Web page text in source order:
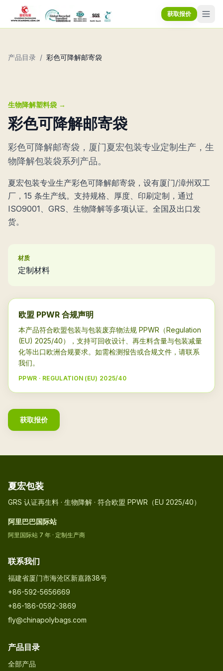
获取报价
产品目录 / 彩色可降解邮寄袋
生物降解塑料袋 →
彩色可降解邮寄袋
彩色可降解邮寄袋，厦门夏宏包装专业定制生产，生
物降解包装袋系列产品。
夏宏包装专业生产彩色可降解邮寄袋，设有厦门/漳州双工
厂，15 条生产线。支持规格、厚度、印刷定制，通过
ISO9001、GRS、生物降解等多项认证。全国及出口发
货。
材质
定制材料
欧盟 PPWR 合规声明
本产品符合欧盟包装与包装废弃物法规 PPWR（Regulation
(EU) 2025/40），支持可回收设计、再生料含量与包装减量
化等出口欧洲合规要求。如需检测报告或合规文件，请联系
我们。
PPWR · REGULATION (EU) 2025/40
获取报价
夏宏包装
GRS 认证再生料 · 生物降解 · 符合欧盟 PPWR（EU 2025/40）
阿里巴巴国际站
阿里国际站 7 年 · 定制生产商
联系我们
福建省厦门市海沧区新嘉路38号
+86-592-5656669
+86-186-0592-3869
fly@chinapolybags.com
产品目录
全部产品